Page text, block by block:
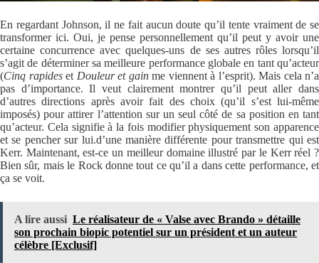
En regardant Johnson, il ne fait aucun doute qu’il tente vraiment de se
transformer ici. Oui, je pense personnellement qu’il peut y avoir une
certaine concurrence avec quelques-uns de ses autres rôles lorsqu’il
s’agit de déterminer sa meilleure performance globale en tant qu’acteur
(Cinq rapideset Douleur et gain me viennent à l’esprit). Mais cela n’a
pas d’importance. Il veut clairement montrer qu’il peut aller dans
d’autres directions après avoir fait des choix (qu’il s’est lui-même
imposés) pour attirer l’attention sur un seul côté de sa position en tant
qu’acteur. Cela signifie à la fois modifier physiquement son apparence
et se pencher sur lui.d’une manière différente pour transmettre qui est
Kerr. Maintenant, est-ce un meilleur domaine illustré par le Kerr réel ?
Bien sûr, mais le Rock donne tout ce qu’il a dans cette performance, et
ça se voit.
A lire aussi Le réalisateur de « Valse avec Brando » détaille
son prochain biopic potentiel sur un président et un auteur
célèbre [Exclusif]